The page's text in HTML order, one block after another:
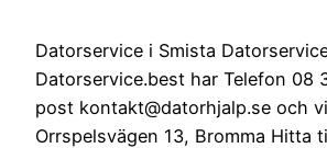
Datorservice i Smista
Datorservice.best har Telefon 08
post kontakt@datorhjalp.se och
Orrspelsvägen 13, Bromma Hitta